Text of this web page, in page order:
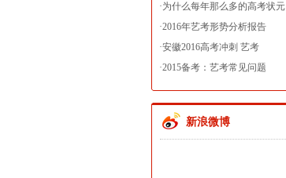
·为什么每年那么多的高考状元
·2016年艺考形势分析报告
·安徽2016高考冲刺 艺考
·2015备考：艺考常见问题
新浪微博